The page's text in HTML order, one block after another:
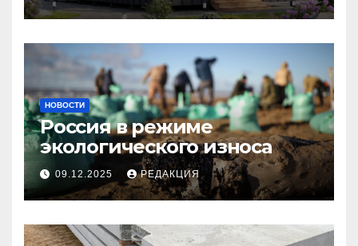
НОВОСТИ
Россия в режиме
экологического износа
09.12.2025 РЕДАКЦИЯ